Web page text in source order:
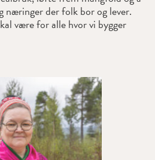
næringer der folk bor og lever.
være for alle hvor vi bygger